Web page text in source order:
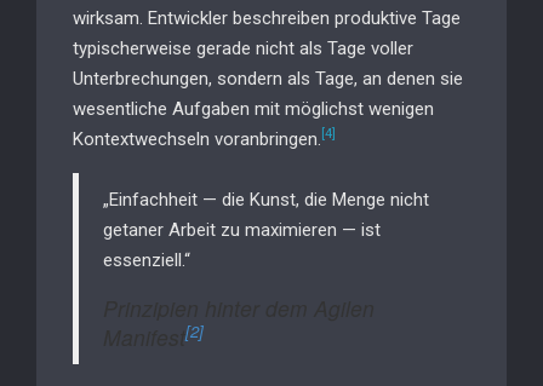
wirksam. Entwickler beschreiben produktive Tage
typischerweise gerade nicht als Tage voller
Unterbrechungen, sondern als Tage, an denen sie
wesentliche Aufgaben mit möglichst wenigen
Kontextwechseln voranbringen. [4]
„Einfachheit — die Kunst, die Menge nicht
getaner Arbeit zu maximieren — ist
essenziell.“
Manifest[2]